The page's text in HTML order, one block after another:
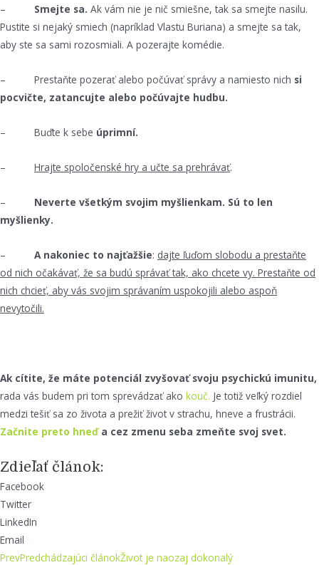
– Smejte sa. Ak vám nie je nič smiešne, tak sa smejte nasilu.
Pustite si nejaký smiech (napríklad Vlastu Buriana) a smejte sa tak,
aby ste sa sami rozosmiali. A pozerajte komédie.
– Prestaňte pozerať alebo počúvať správy a namiesto nich si
pocvičte, zatancujte alebo počúvajte hudbu.
– Buďte k sebe úprimní.
– Hrajte spoločenské hry a učte sa prehrávať.
– Neverte všetkým svojim myšlienkam. Sú to len
myšlienky.
– A nakoniec to najťažšie: dajte ľuďom slobodu a prestaňte
od nich očakávať, že sa budú správať tak, ako chcete vy. Prestaňte od
nich chcieť, aby vás svojim správaním uspokojili alebo aspoň
nevytočili.
Ak cítite, že máte potenciál zvyšovať svoju psychickú imunitu,
rada vás budem pri tom sprevádzať ako kouč. Je totiž veľký rozdiel
medzi tešiť sa zo života a prežiť život v strachu, hneve a frustrácii.
Začnite preto hneďa cez zmenu seba zmeňte svoj svet.
Zdieľať článok:
Facebook
Twitter
LinkedIn
Email
PrevPredchádzajúci článokŽivot je naozaj dokonalý